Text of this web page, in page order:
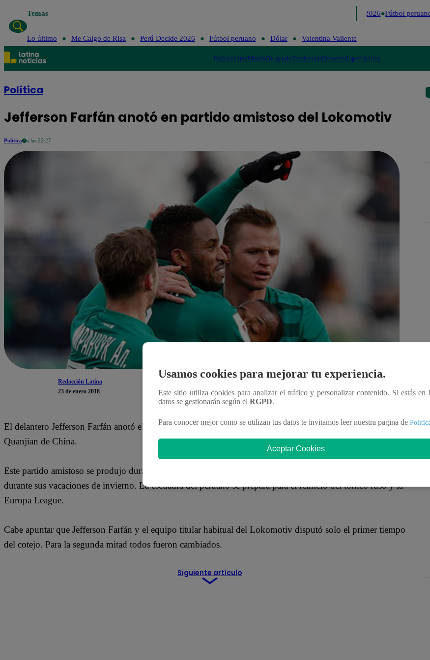
Temas Perú Decide 2026 Fútbol peruano
Lo último Me Caigo de Risa Perú Decide 2026 Fútbol peruano Dólar Valentina Valiente
PolíticaLimaMundoTe ayudoTendenciasDeportesEspectáculos
Política
Jefferson Farfán anotó en partido amistoso del Lokomotiv
Política a las 22:27
Redacción Latina
23 de enero 2018
El delantero Jefferson Farfán anotó el único gol de su equipo, Lokomotiv, en el empate 1-1 con el Tianjin
Quanjian de China.
Este partido amistoso se produjo durante la pretemporada que viene realizando el Lokomotiv en España,
durante sus vacaciones de invierno. La escuadra del peruano se prepara para el reinicIo del torneo ruso y la
Europa League.
Cabe apuntar que Jefferson Farfán y el equipo titular habitual del Lokomotiv disputó solo el primer tiempo
del cotejo. Para la segunda mitad todos fueron cambiados.
Siguiente artículo
Usamos cookies para mejorar tu experiencia.
Este sitio utiliza cookies para analizar el tráfico y personalizar contenido. Si estás
datos se gestionarán según el RGPD.
Para conocer mejor como se utilizan tus datos te invitamos leer nuestra pagina de
Aceptar Cookies